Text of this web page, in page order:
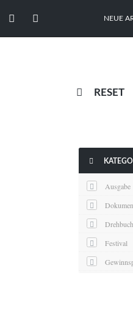
  NEUE
 RESET

Ausgabe
Drehbuch
Festival